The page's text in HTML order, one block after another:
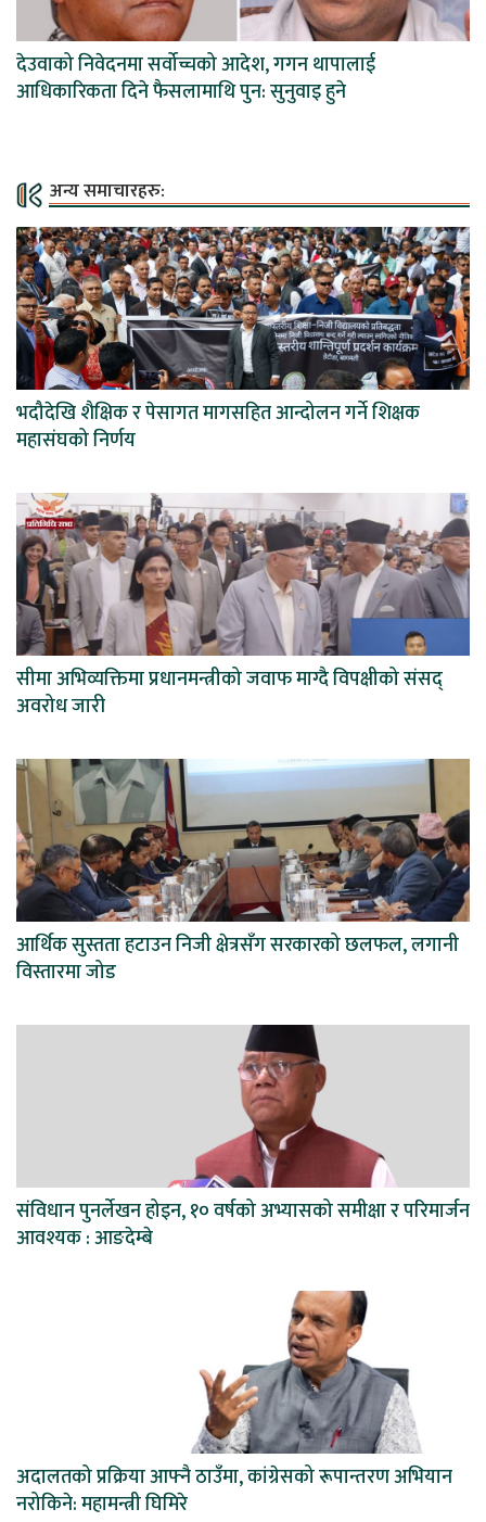
देउवाको निवेदनमा सर्वोच्चको आदेश, गगन थापालाई
आधिकारिकता दिने फैसलामाथि पुन: सुनुवाइ हुने
अन्य समाचारहरु:
भदौदेखि शैक्षिक र पेसागत मागसहित आन्दोलन गर्ने शिक्षक
महासंघको निर्णय
सीमा अभिव्यक्तिमा प्रधानमन्त्रीको जवाफ माग्दै विपक्षीको संसद्
अवरोध जारी
आर्थिक सुस्तता हटाउन निजी क्षेत्रसँग सरकारको छलफल, लगानी
विस्तारमा जोड
संविधान पुनर्लेखन होइन, १० वर्षको अभ्यासको समीक्षा र परिमार्जन
आवश्यक : आङदेम्बे
अदालतको प्रक्रिया आफ्नै ठाउँमा, कांग्रेसको रूपान्तरण अभियान
नरोकिने: महामन्त्री घिमिरे